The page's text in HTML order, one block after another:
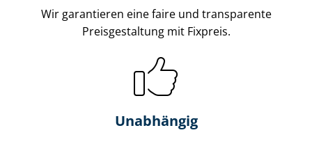
Wir garantieren eine faire und transparente
Preisgestaltung mit Fixpreis.
Unabhängig